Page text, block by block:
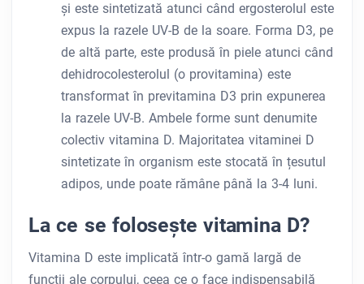
și este sintetizată atunci când ergosterolul este
expus la razele UV-B de la soare. Forma D3, pe
de altă parte, este produsă în piele atunci când
dehidrocolesterolul (o provitamina) este
transformat în previtamina D3 prin expunerea
la razele UV-B. Ambele forme sunt denumite
colectiv vitamina D. Majoritatea vitaminei D
sintetizate în organism este stocată în țesutul
adipos, unde poate rămâne până la 3-4 luni.
La ce se folosește vitamina D?
Vitamina D este implicată într-o gamă largă de
funcții ale corpului, ceea ce o face indispensabilă